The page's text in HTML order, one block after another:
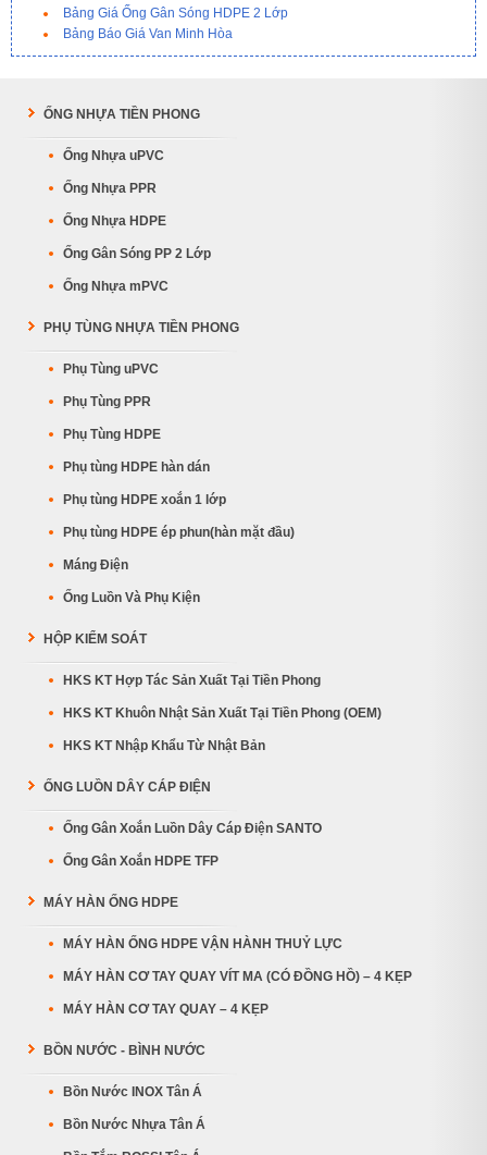
Bảng Giá Ống Gân Sóng HDPE 2 Lớp
Bảng Báo Giá Van Minh Hòa
ỐNG NHỰA TIỀN PHONG
Ống Nhựa uPVC
Ống Nhựa PPR
Ống Nhựa HDPE
Ống Gân Sóng PP 2 Lớp
Ống Nhựa mPVC
PHỤ TÙNG NHỰA TIỀN PHONG
Phụ Tùng uPVC
Phụ Tùng PPR
Phụ Tùng HDPE
Phụ tùng HDPE hàn dán
Phụ tùng HDPE xoắn 1 lớp
Phụ tùng HDPE ép phun(hàn mặt đầu)
Máng Điện
Ống Luồn Và Phụ Kiện
HỘP KIỂM SOÁT
HKS KT Hợp Tác Sản Xuất Tại Tiền Phong
HKS KT Khuôn Nhật Sản Xuất Tại Tiền Phong (OEM)
HKS KT Nhập Khẩu Từ Nhật Bản
ỐNG LUỒN DÂY CÁP ĐIỆN
Ống Gân Xoắn Luồn Dây Cáp Điện SANTO
Ống Gân Xoắn HDPE TFP
MÁY HÀN ỐNG HDPE
MÁY HÀN ỐNG HDPE VẬN HÀNH THUỶ LỰC
MÁY HÀN CƠ TAY QUAY VÍT MA (CÓ ĐỒNG HỒ) – 4 KẸP
MÁY HÀN CƠ TAY QUAY – 4 KẸP
BỒN NƯỚC - BÌNH NƯỚC
Bồn Nước INOX Tân Á
Bồn Nước Nhựa Tân Á